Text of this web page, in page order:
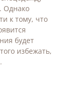
Однако
к тому, что
будет
избежать,